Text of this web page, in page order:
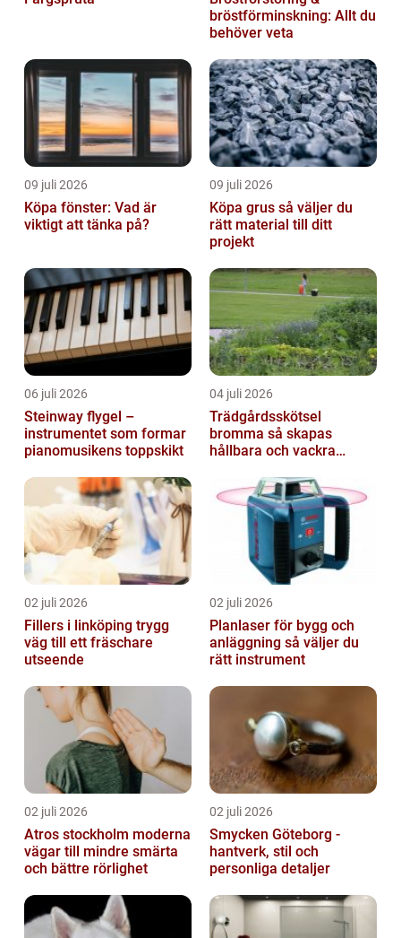
bröstförminskning: Allt du
behöver veta
09 juli 2026
Köpa fönster: Vad är
viktigt att tänka på?
09 juli 2026
Köpa grus så väljer du
rätt material till ditt
projekt
06 juli 2026
Steinway flygel –
instrumentet som formar
pianomusikens toppskikt
04 juli 2026
Trädgårdsskötsel
bromma så skapas
hållbara och vackra
02 juli 2026
Fillers i linköping trygg
väg till ett fräschare
utseende
02 juli 2026
Planlaser för bygg och
anläggning så väljer du
rätt instrument
02 juli 2026
Atros stockholm moderna
vägar till mindre smärta
och bättre rörlighet
02 juli 2026
Smycken Göteborg -
hantverk, stil och
personliga detaljer